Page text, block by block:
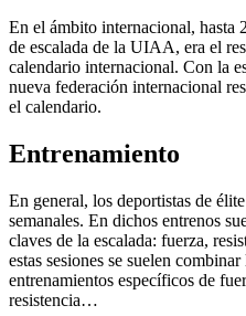
En el ámbito internacional, hasta
de escalada de la UIAA, era el
calendario internacional. Con la
nueva federación internacional
el calendario.
Entrenamiento
En general, los deportistas de
semanales. En dichos entrenos
claves de la escalada: fuerza,
estas sesiones se suelen
entrenamientos específicos de
resistencia…